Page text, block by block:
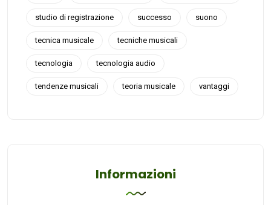
studio di registrazione successo suono
tecnica musicale tecniche musicali
tecnologia tecnologia audio
tendenze musicali teoria musicale vantaggi
Informazioni